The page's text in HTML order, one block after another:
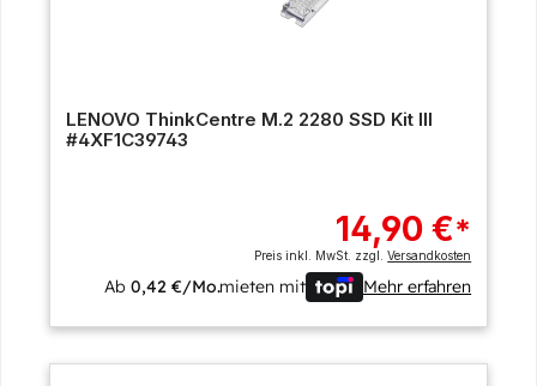
LENOVO ThinkCentre M.2 2280 SSD Kit III
#4XF1C39743
14,90 €*
Preis inkl. MwSt. zzgl.Versandkosten
Ab0,42 €/Mo.mieten mit Mehr erfahren